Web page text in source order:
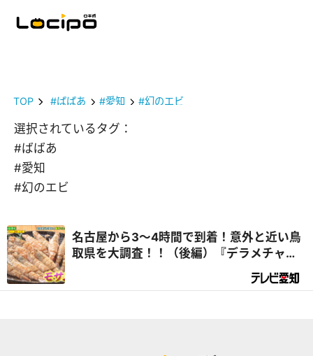
TOP #ばばあ #愛知 #幻のエビ
選択されているタグ：
#ばばあ
#愛知
#幻のエビ
名古屋から3～4時間で到着！意外と近い鳥
取県を大調査！！（後編）『デラメチャ気